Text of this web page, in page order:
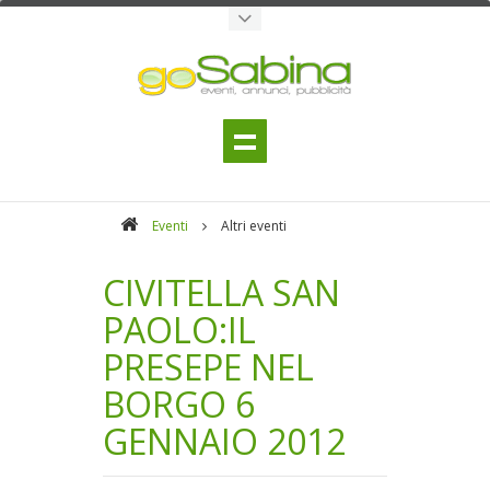
Eventi Altri eventi
CIVITELLA SAN
PAOLO:IL
PRESEPE NEL
BORGO 6
GENNAIO 2012